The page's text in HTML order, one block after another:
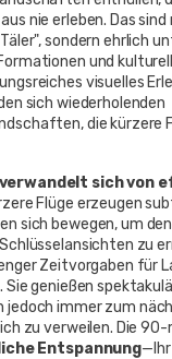
nie erleben. Das
sondern ehrlich
und
visuelles
sich wiederholenden
die kürzere
verwandelt sich von
Flüge erzeugen
sich bewegen, um
zu
Zeitvorgaben für
Sie genießen
jedoch immer zum
zu verweilen. Die 90-
Entspannung—Ihr